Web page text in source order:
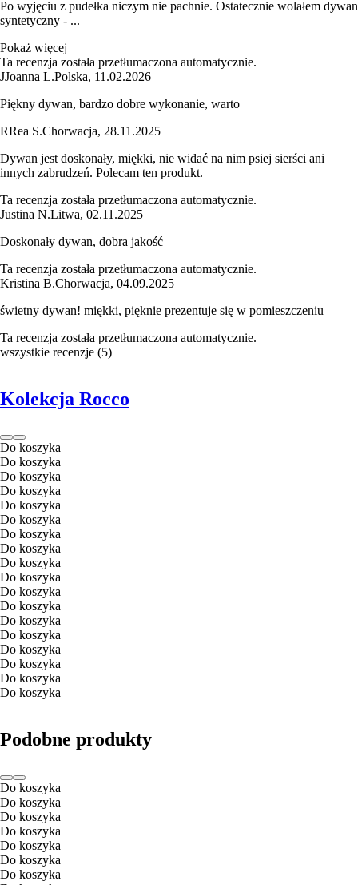
Po wyjęciu z pudełka niczym nie pachnie. Ostatecznie wolałem dywan
syntetyczny - ...
Pokaż więcej
Ta recenzja została przetłumaczona automatycznie.
JJoanna L.Polska, 11.02.2026
Piękny dywan, bardzo dobre wykonanie, warto
RRea S.Chorwacja, 28.11.2025
Dywan jest doskonały, miękki, nie widać na nim psiej sierści ani
innych zabrudzeń. Polecam ten produkt.
Ta recenzja została przetłumaczona automatycznie.
Justina N.Litwa, 02.11.2025
Doskonały dywan, dobra jakość
Ta recenzja została przetłumaczona automatycznie.
Kristina B.Chorwacja, 04.09.2025
świetny dywan! miękki, pięknie prezentuje się w pomieszczeniu
Ta recenzja została przetłumaczona automatycznie.
wszystkie recenzje (5)
Kolekcja Rocco
Do koszyka
Do koszyka
Do koszyka
Do koszyka
Do koszyka
Do koszyka
Do koszyka
Do koszyka
Do koszyka
Do koszyka
Do koszyka
Do koszyka
Do koszyka
Do koszyka
Do koszyka
Do koszyka
Do koszyka
Do koszyka
Podobne produkty
Do koszyka
Do koszyka
Do koszyka
Do koszyka
Do koszyka
Do koszyka
Do koszyka